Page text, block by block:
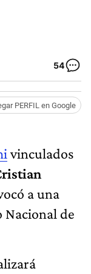
54
PERFIL en Google
vinculados
a una
Nacional de